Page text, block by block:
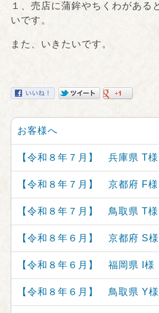
１、売店に蒲鉾やちくわがある
いです。
また、いきたいです。
お客様へ
【令和８年７月】 兵庫県 T様
【令和８年７月】 京都府 F様
【令和８年７月】 鳥取県 T様
【令和８年６月】 京都府 S様
【令和８年６月】 福岡県 I様
【令和８年６月】 鳥取県 Y様